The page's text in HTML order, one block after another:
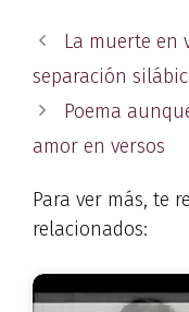
La muerte en
separación
Poema
amor en versos
Para ver más, te
relacionados: